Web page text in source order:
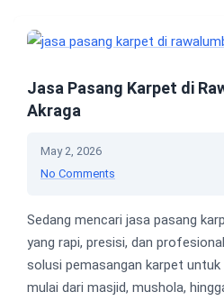
Jasa Pasang Karpet di
Akraga
May 2, 2026
No Comments
Sedang mencari jasa pasang
yang rapi, presisi, dan
solusi pemasangan karpet untuk
mulai dari masjid, mushola,